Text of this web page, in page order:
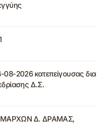
2026 κατεπείγουσας δια
Δ.Σ.
Δ. ΔΡΑΜΑΣ,